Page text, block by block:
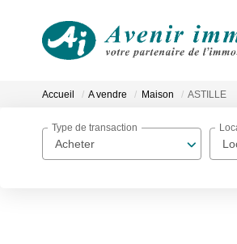
Accueil A vendre Maison ASTILLE
Acheter
Type de transaction